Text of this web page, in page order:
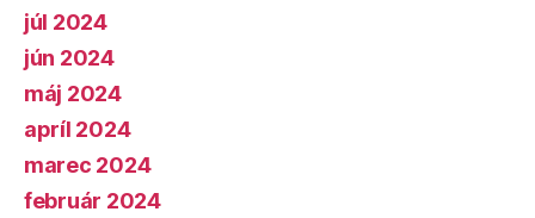
júl 2024
jún 2024
máj 2024
apríl 2024
marec 2024
február 2024